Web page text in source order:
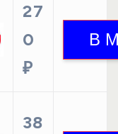
27
0
₽
38